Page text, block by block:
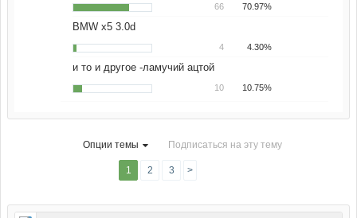
66 70.97%
BMW x5 3.0d
4 4.30%
и то и другое -ламучий ацтой
10 10.75%
Опции темы Подписаться на эту тему
1 2 3 >